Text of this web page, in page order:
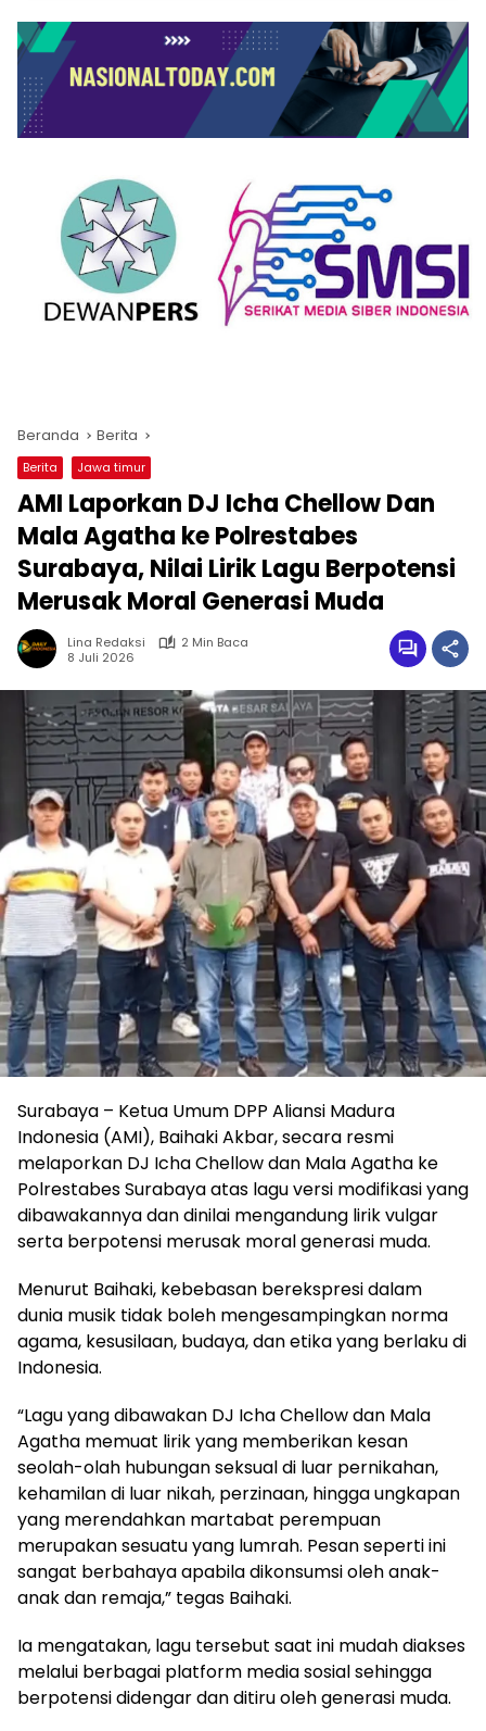
Beranda Berita
Berita Jawa timur
AMI Laporkan DJ Icha Chellow Dan
Mala Agatha ke Polrestabes
Surabaya, Nilai Lirik Lagu Berpotensi
Merusak Moral Generasi Muda
Lina Redaksi
2 Min Baca
8 Juli 2026
Surabaya – Ketua Umum DPP Aliansi Madura
Indonesia (AMI), Baihaki Akbar, secara resmi
melaporkan DJ Icha Chellow dan Mala Agatha ke
Polrestabes Surabaya atas lagu versi modifikasi yang
dibawakannya dan dinilai mengandung lirik vulgar
serta berpotensi merusak moral generasi muda.
Menurut Baihaki, kebebasan berekspresi dalam
dunia musik tidak boleh mengesampingkan norma
agama, kesusilaan, budaya, dan etika yang berlaku di
Indonesia.
“Lagu yang dibawakan DJ Icha Chellow dan Mala
Agatha memuat lirik yang memberikan kesan
seolah-olah hubungan seksual di luar pernikahan,
kehamilan di luar nikah, perzinaan, hingga ungkapan
yang merendahkan martabat perempuan
merupakan sesuatu yang lumrah. Pesan seperti ini
sangat berbahaya apabila dikonsumsi oleh anak-
anak dan remaja,” tegas Baihaki.
Ia mengatakan, lagu tersebut saat ini mudah diakses
melalui berbagai platform media sosial sehingga
berpotensi didengar dan ditiru oleh generasi muda.